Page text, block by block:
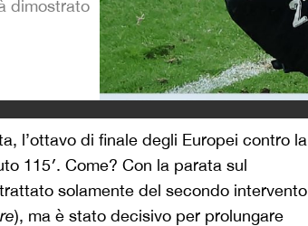
dimostrato
l’ottavo di finale degli Europei contro la
115′. Come? Con la parata sul
solamente del secondo intervento
), ma è stato decisivo per prolungare